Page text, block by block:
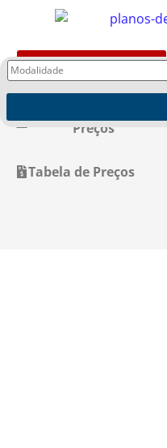
Cotação Personalizada
Preços
Tabela de Preços